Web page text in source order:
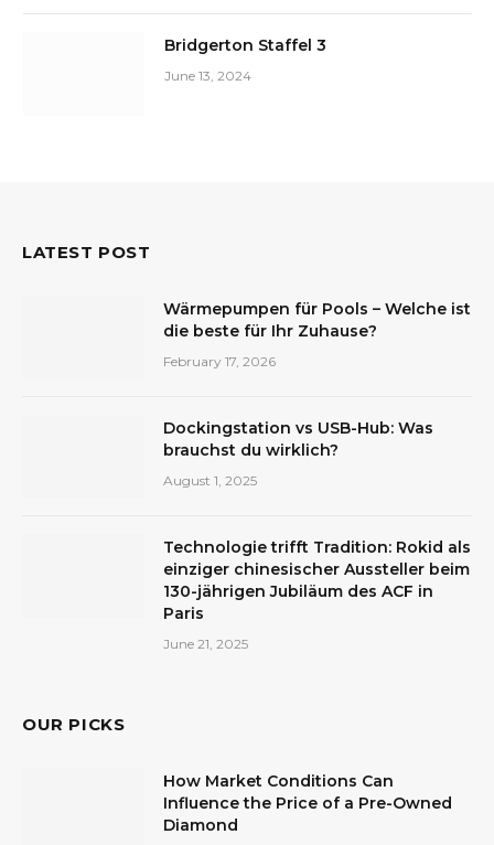
Bridgerton Staffel 3
June 13, 2024
LATEST POST
Wärmepumpen für Pools – Welche ist
die beste für Ihr Zuhause?
February 17, 2026
Dockingstation vs USB-Hub: Was
brauchst du wirklich?
August 1, 2025
Technologie trifft Tradition: Rokid als
einziger chinesischer Aussteller beim
130-jährigen Jubiläum des ACF in
Paris
June 21, 2025
OUR PICKS
How Market Conditions Can
Influence the Price of a Pre-Owned
Diamond